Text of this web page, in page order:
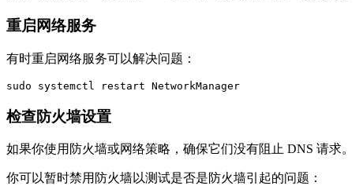
重启网络服务
有时重启网络服务可以解决问题：
sudo systemctl restart NetworkManager
检查防火墙设置
如果你使用防火墙或网络策略，确保它们没有阻止 DNS 请求。
你可以暂时禁用防火墙以测试是否是防火墙引起的问题：